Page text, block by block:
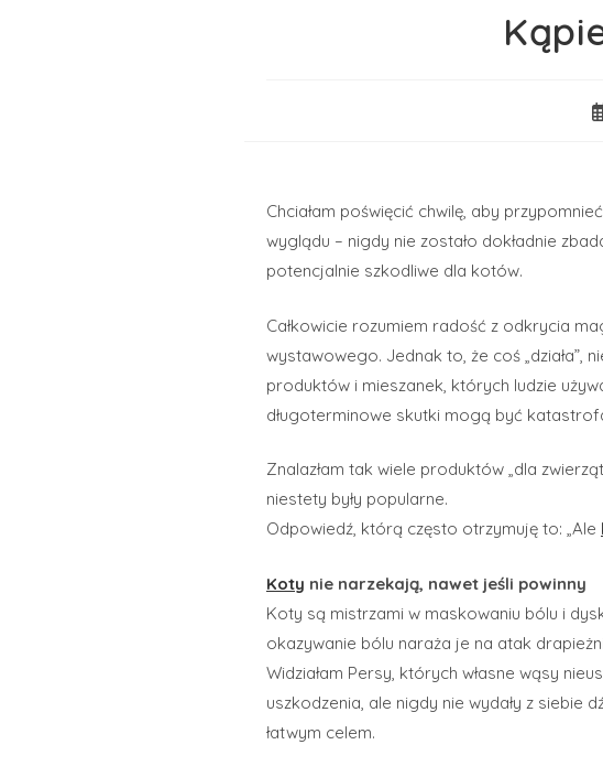
Chciałam poświęcić chwilę, aby
wyglądu – nigdy nie zostało dokładnie
potencjalnie szkodliwe dla kotów.
Całkowicie rozumiem radość z odkrycia
wystawowego. Jednak to, że coś „działa”,
produktów i mieszanek, których ludzie
długoterminowe skutki mogą być
Znalazłam tak wiele produktów „dla
niestety były popularne.
Odpowiedź, którą często otrzymuję to: „Ale
Koty nie narzekają, nawet jeśli powinny
Koty są mistrzami w maskowaniu bólu i
okazywanie bólu naraża je na atak
Widziałam Persy, których własne wąsy
uszkodzenia, ale nigdy nie wydały z siebie
łatwym celem.